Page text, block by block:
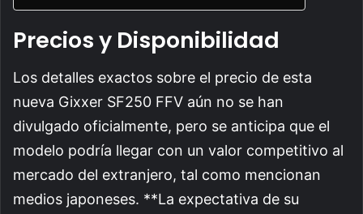
Precios y Disponibilidad
Los detalles exactos sobre el precio de esta
nueva Gixxer SF250 FFV aún no se han
divulgado oficialmente, pero se anticipa que el
modelo podría llegar con un valor competitivo al
mercado del extranjero, tal como mencionan
medios japoneses. **La expectativa de su